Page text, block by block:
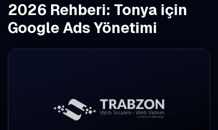
2026 Rehberi: Tonya için
Google Ads Yönetimi